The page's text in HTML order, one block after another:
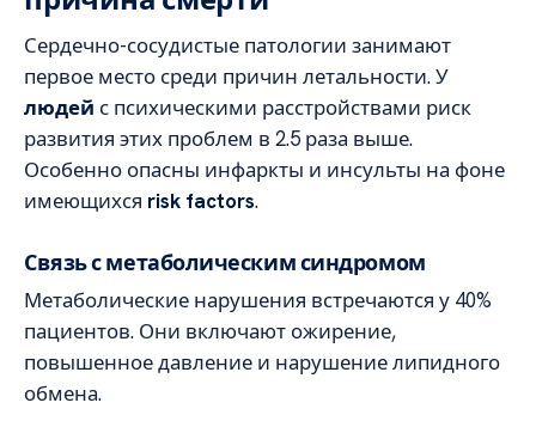
Сердечно-сосудистые патологии занимают
первое место среди причин летальности. У
людей с психическими расстройствами риск
развития этих проблем в 2.5 раза выше.
Особенно опасны инфаркты и инсульты на фоне
имеющихся risk factors.
Связь с метаболическим синдромом
Метаболические нарушения встречаются у 40%
пациентов. Они включают ожирение,
повышенное давление и нарушение липидного
обмена.